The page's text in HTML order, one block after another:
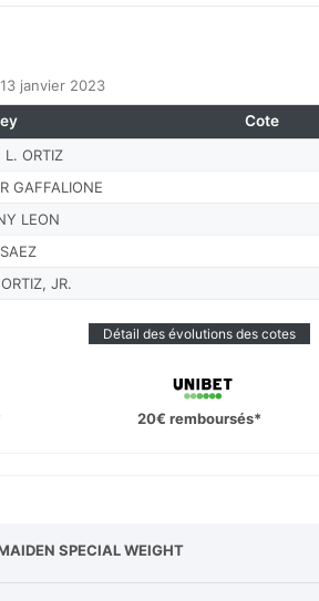
janvier 2023
L. ORTIZ
GAFFALIONE
LEON
JR.
Cote
Détail des évolutions des cotes
20€ remboursés*
SPECIAL WEIGHT